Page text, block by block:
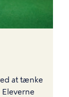
at tænke